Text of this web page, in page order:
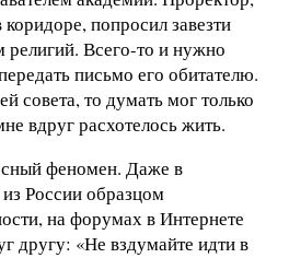
попросил завезти
религий. Всего-то и нужно
письмо его обитателю.
совета, то думать мог только
вдруг расхотелось жить.
феномен. Даже в
России образцом
на форумах в Интернете
другу: «Не вздумайте идти в